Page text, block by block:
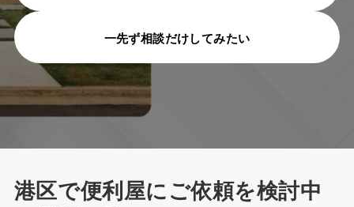
一先ず相談だけしてみたい
港区で便利屋にご依頼を検討中